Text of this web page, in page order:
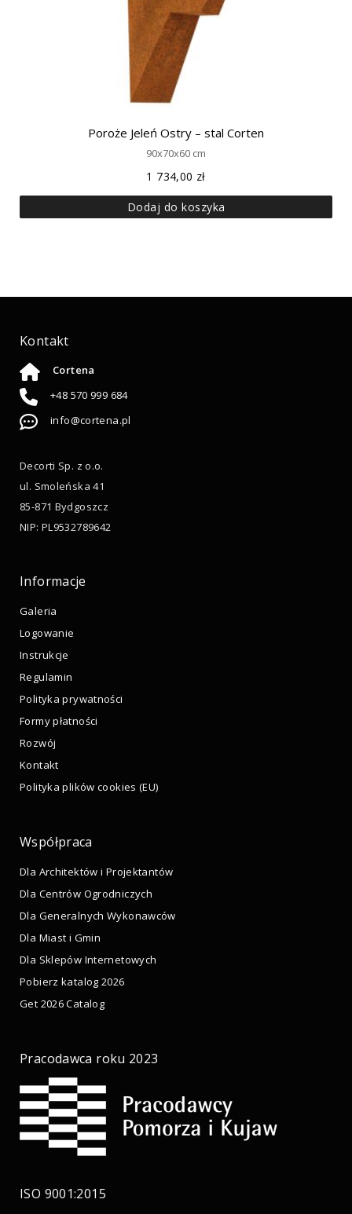
Poroże Jeleń Ostry – stal Corten
90x70x60 cm
1 734,00 zł
Dodaj do koszyka
Kontakt
Cortena
+48 570 999 684
info@cortena.pl
Decorti Sp. z o.o.
ul. Smoleńska 41
85-871 Bydgoszcz
NIP: PL9532789642
Informacje
Galeria
Logowanie
Instrukcje
Regulamin
Polityka prywatności
Formy płatności
Rozwój
Kontakt
Polityka plików cookies (EU)
Współpraca
Dla Architektów i Projektantów
Dla Centrów Ogrodniczych
Dla Generalnych Wykonawców
Dla Miast i Gmin
Dla Sklepów Internetowych
Pobierz katalog 2026
Get 2026 Catalog
Pracodawca roku 2023
ISO 9001:2015